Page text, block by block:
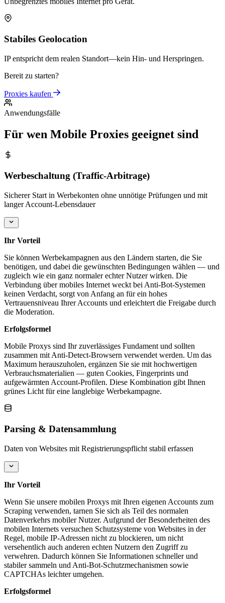
Stabiles Geolocation
IP entspricht dem realen Standort—kein Hin- und Herspringen.
Bereit zu starten?
Proxies kaufen
Anwendungsfälle
Für wen Mobile Proxies geeignet sind
Werbeschaltung (Traffic-Arbitrage)
Sicherer Start in Werbekonten ohne unnötige Prüfungen und mit
langer Account-Lebensdauer
Ihr Vorteil
Sie können Werbekampagnen aus den Ländern starten, die Sie
benötigen, und dabei die gewünschten Bedingungen wählen — und
zugleich wie ein ganz normaler echter Nutzer wirken. Die
Verbindung über mobiles Internet weckt bei Anti-Bot-Systemen
keinen Verdacht, sorgt von Anfang an für ein hohes
Vertrauensniveau Ihrer Accounts und erleichtert die Freigabe durch
die Moderation.
Erfolgsformel
Mobile Proxys sind Ihr zuverlässiges Fundament und sollten
zusammen mit Anti-Detect-Browsern verwendet werden. Um das
Maximum herauszuholen, ergänzen Sie sie mit hochwertigen
Verbrauchsmaterialien — guten Cookies, Fingerprints und
aufgewärmten Account-Profilen. Diese Kombination gibt Ihnen
grünes Licht für eine langlebige Werbekampagne.
Parsing & Datensammlung
Daten von Websites mit Registrierungspflicht stabil erfassen
Ihr Vorteil
Wenn Sie unsere mobilen Proxys mit Ihren eigenen Accounts zum
Scraping verwenden, tarnen Sie sich als Teil des normalen
Datenverkehrs mobiler Nutzer. Aufgrund der Besonderheiten des
mobilen Internets versuchen Schutzsysteme von Websites in der
Regel, mobile IP-Adressen nicht zu blockieren, um nicht
versehentlich auch anderen echten Nutzern den Zugriff zu
verwehren. Dadurch können Sie Informationen schneller und
stabiler sammeln und Anti-Bot-Schutzmechanismen sowie
CAPTCHAs leichter umgehen.
Erfolgsformel